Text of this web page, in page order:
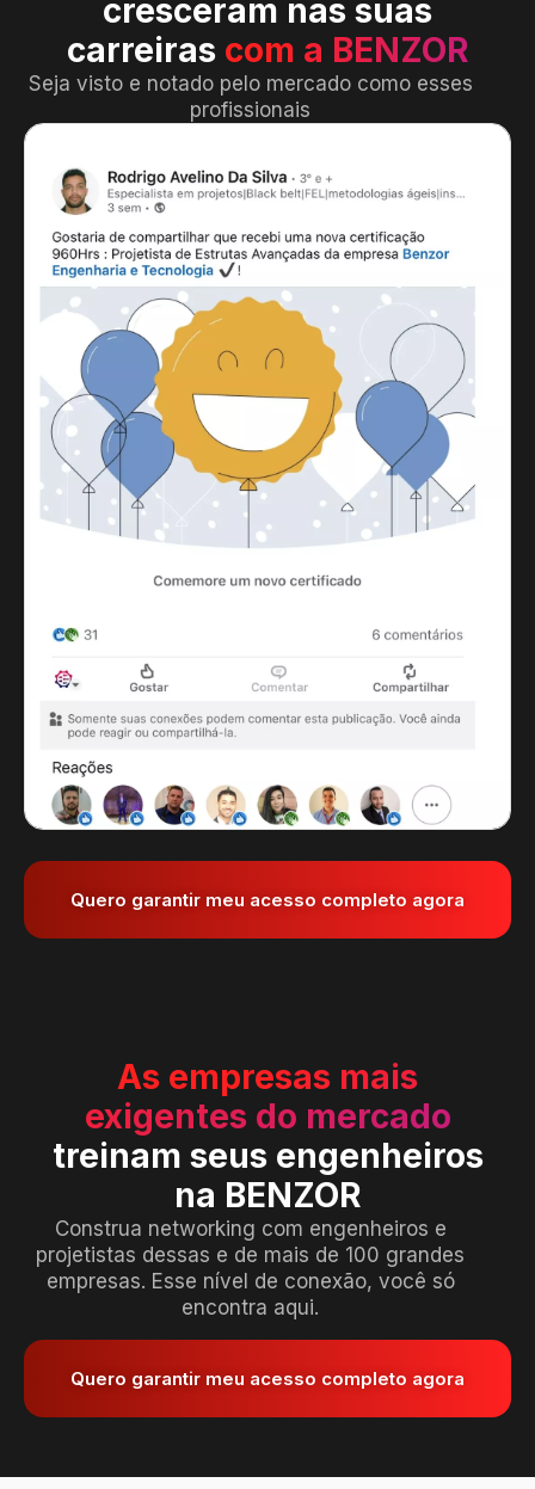
cresceram nas suas
carreiras com a BENZOR
Seja visto e notado pelo mercado como esses
profissionais
Quero garantir meu acesso completo agora
As empresas mais
exigentes do mercado
treinam seus engenheiros
na BENZOR
Construa networking com engenheiros e
projetistas dessas e de mais de 100 grandes
empresas. Esse nível de conexão, você só
encontra aqui.
Quero garantir meu acesso completo agora